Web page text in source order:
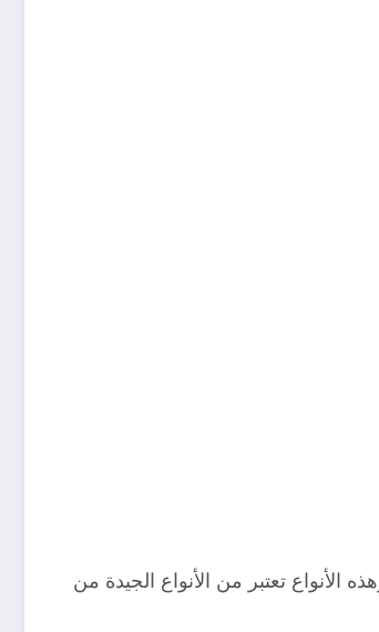
الأنواع تعتبر من الأنواع الجيدة من